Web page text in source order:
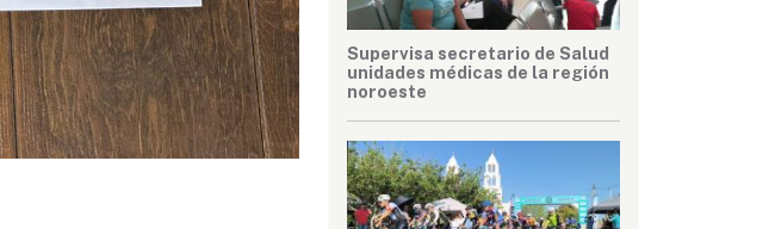
Supervisa secretario de Salud
unidades médicas de la región
noroeste